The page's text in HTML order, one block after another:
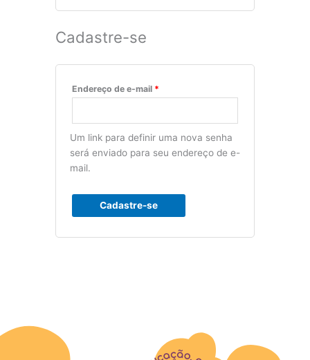
Cadastre-se
Endereço de e-mail *
Um link para definir uma nova senha
será enviado para seu endereço de e-
mail.
Cadastre-se